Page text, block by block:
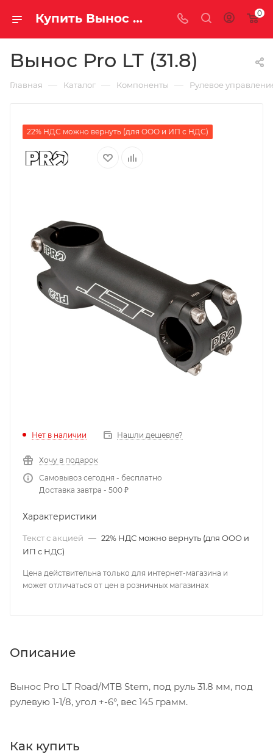
Купить Вынос Pro LT (31.8) за рублей, а со скидкой 0
Вынос Pro LT (31.8)
Главная — Каталог — Компоненты — Рулевое
22% НДС можно вернуть (для ООО и ИП с НДС)
Нет в наличии Нашли дешевле?
Хочу в подарок
Самовывоз сегодня - бесплатно
Доставка завтра - 500 ₽
Характеристики
Текст с акцией — 22% НДС можно вернуть (для ООО и
ИП с НДС)
Цена действительна только для интернет-магазина и
может отличаться от цен в розничных магазинах
Описание
Вынос Pro LT Road/MTB Stem, под руль 31.8 мм, под
рулевую 1-1/8, угол +-6°, вес 145 грамм.
Как купить